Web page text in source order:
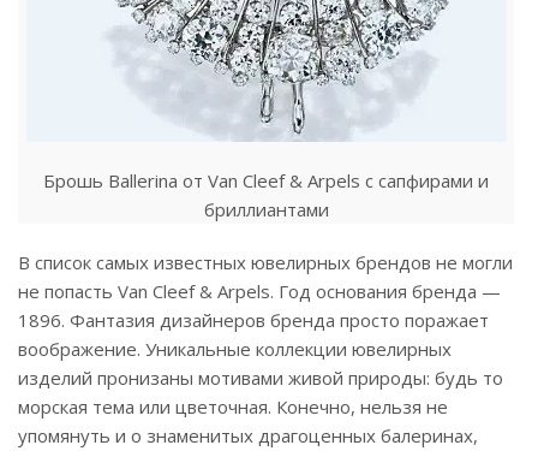
Брошь Ballerina от Van Cleef & Arpels с сапфирами и
бриллиантами
В список самых известных ювелирных брендов не могли
не попасть Van Cleef & Arpels. Год основания бренда —
1896. Фантазия дизайнеров бренда просто поражает
воображение. Уникальные коллекции ювелирных
изделий пронизаны мотивами живой природы: будь то
морская тема или цветочная. Конечно, нельзя не
упомянуть и о знаменитых драгоценных балеринах,